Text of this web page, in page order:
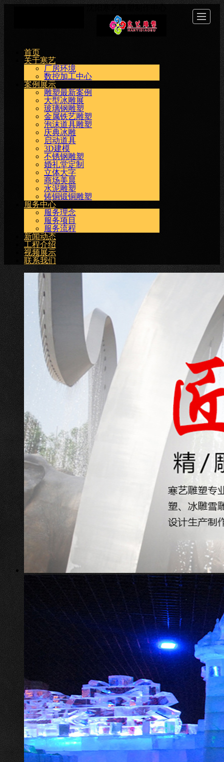
关于
寒艺
展示
中心
动态
介绍
展示
我们
首页
关于寒艺
厂房环境
数控加工中心
案例展示
雕塑最新案例
大型冰雕展
玻璃钢雕塑
金属铁艺雕塑
泡沫道具雕塑
庆典冰雕
启动道具
3D建模
不锈钢雕塑
婚礼堂定制
立体大字
商场美晨
水泥雕塑
铸铜锻铜雕塑
服务中心
服务理念
服务项目
服务流程
新闻动态
工程介绍
视频展示
联系我们